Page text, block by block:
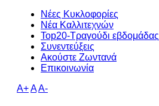
Νέες Κυκλοφορίες
Νέα Καλλιτεχνών
Top20-Τραγούδι εβδομάδας
Συνεντεύξεις
Ακούστε Ζωντανά
Επικοινωνία
A+AA-